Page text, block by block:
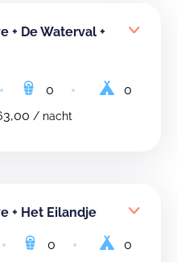
+ De Waterval +
0
0
/ nacht
+ Het Eilandje
0
0